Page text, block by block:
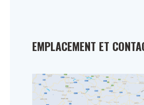
EMPLACEMENT ET